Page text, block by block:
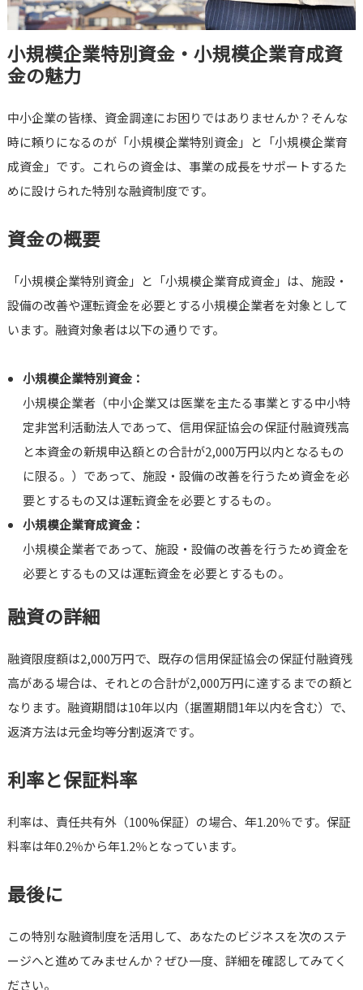
小規模企業特別資金・小規模企業育成資
金の魅力
中小企業の皆様、資金調達にお困りではありませんか？そんな
時に頼りになるのが「小規模企業特別資金」と「小規模企業育
成資金」です。これらの資金は、事業の成長をサポートするた
めに設けられた特別な融資制度です。
資金の概要
「小規模企業特別資金」と「小規模企業育成資金」は、施設・
設備の改善や運転資金を必要とする小規模企業者を対象として
います。融資対象者は以下の通りです。
小規模企業特別資金：
小規模企業者（中小企業又は医業を主たる事業とする中小特
定非営利活動法人であって、信用保証協会の保証付融資残高
と本資金の新規申込額との合計が2,000万円以内となるもの
に限る。）であって、施設・設備の改善を行うため資金を必
要とするもの又は運転資金を必要とするもの。
小規模企業育成資金：
小規模企業者であって、施設・設備の改善を行うため資金を
必要とするもの又は運転資金を必要とするもの。
融資の詳細
融資限度額は2,000万円で、既存の信用保証協会の保証付融資残
高がある場合は、それとの合計が2,000万円に達するまでの額と
なります。融資期間は10年以内（据置期間1年以内を含む）で、
返済方法は元金均等分割返済です。
利率と保証料率
利率は、責任共有外（100%保証）の場合、年1.20％です。保証
料率は年0.2％から年1.2％となっています。
最後に
この特別な融資制度を活用して、あなたのビジネスを次のステ
ージへと進めてみませんか？ぜひ一度、詳細を確認してみてく
ださい。